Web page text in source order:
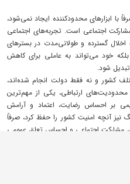
با ابزارهای محدودکننده ایجاد نمی‌شود،
اجتماعی است. تجربه‌های اجتماعی
گسترده و طولانی‌مدت در بسترهای
خود می‌تواند به عاملی برای کاهش
شود.
کشور و نه فقط دولت انجام شده‌اند،
ارتباطی، یکی از مهم‌ترین
بر احساس رضایت، اعتماد و آرامش
آنچه امنیت کشور را حفظ کرد، صرفاً
مشارکت اجتماعی و احساس تعلق عمومی